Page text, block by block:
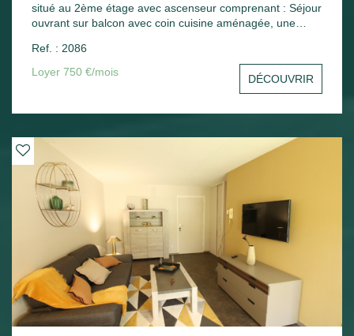
situé au 2ème étage avec ascenseur comprenant : Séjour
ouvrant sur balcon avec coin cuisine aménagée, une
Une place de parking en sous-sol - Chauffage électrique.
Ref. : 2086
Loyer 750 €/mois
DÉCOUVRIR